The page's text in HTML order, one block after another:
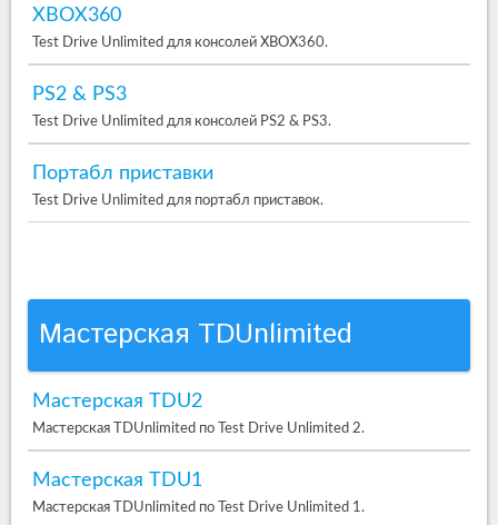
XBOX360
Test Drive Unlimited для консолей XBOX360.
PS2 & PS3
Test Drive Unlimited для консолей PS2 & PS3.
Портабл приставки
Test Drive Unlimited для портабл приставок.
Мастерская TDUnlimited
Мастерская TDU2
Мастерская TDUnlimited по Test Drive Unlimited 2.
Мастерская TDU1
Мастерская TDUnlimited по Test Drive Unlimited 1.